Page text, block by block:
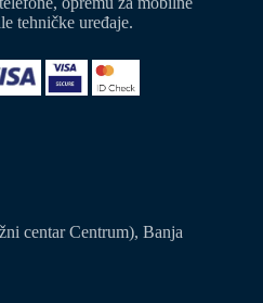
tehničke uređaje.
centar Centrum), Banja